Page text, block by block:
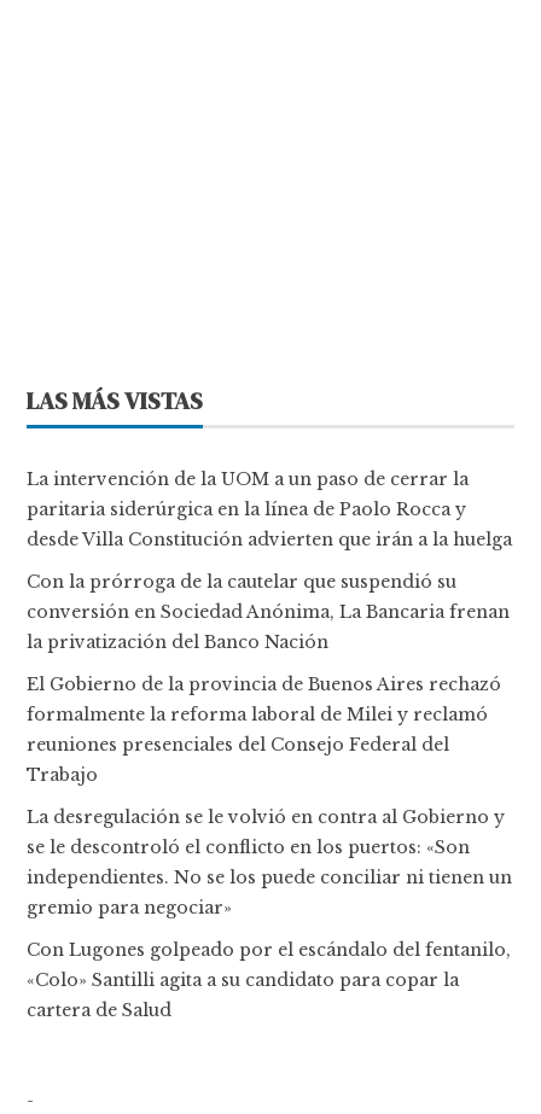
LAS MÁS VISTAS
La intervención de la UOM a un paso de cerrar la
paritaria siderúrgica en la línea de Paolo Rocca y
desde Villa Constitución advierten que irán a la huelga
Con la prórroga de la cautelar que suspendió su
conversión en Sociedad Anónima, La Bancaria frenan
la privatización del Banco Nación
El Gobierno de la provincia de Buenos Aires rechazó
formalmente la reforma laboral de Milei y reclamó
reuniones presenciales del Consejo Federal del
Trabajo
La desregulación se le volvió en contra al Gobierno y
se le descontroló el conflicto en los puertos: «Son
independientes. No se los puede conciliar ni tienen un
gremio para negociar»
Con Lugones golpeado por el escándalo del fentanilo,
«Colo» Santilli agita a su candidato para copar la
cartera de Salud
-